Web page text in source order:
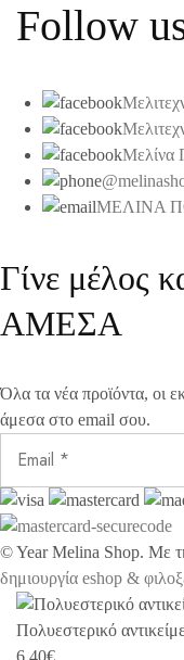
Follow
Μελίνα
ΜΕΛΙΝΑ
Γίνε μέλος
ΑΜΕΣΑ
Όλα τα νέα προϊόντα, οι
άμεσα στο email σου.
©YearMelina Shop. Με
δημιουργία eshop &
Πολυεστερικό